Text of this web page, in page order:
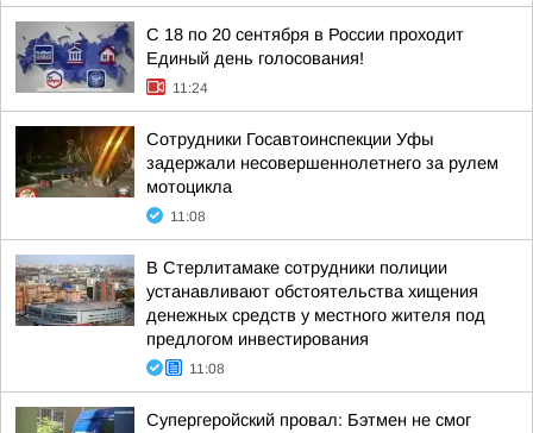
С 18 по 20 сентября в России проходит
Единый день голосования!
11:24
Сотрудники Госавтоинспекции Уфы
задержали несовершеннолетнего за рулем
мотоцикла
11:08
В Стерлитамаке сотрудники полиции
устанавливают обстоятельства хищения
денежных средств у местного жителя под
предлогом инвестирования
11:08
Супергеройский провал: Бэтмен не смог